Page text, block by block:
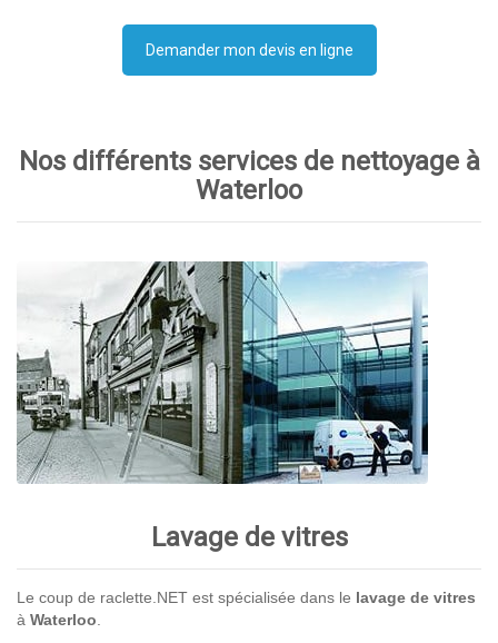
Demander mon devis en ligne
Nos différents services de nettoyage à
Waterloo
Lavage de vitres
Le coup de raclette.NET est spécialisée dans le lavage de vitres
à Waterloo.